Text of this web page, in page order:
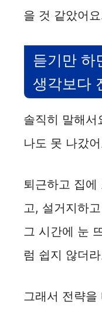
을 것 같았어
듣기만 하
생각보다
솔직히 말해
나도 못 나갔
퇴근하고 집에
고, 설거지하
그 시간에 눈
럼 쉽지 않더
그래서 전략을